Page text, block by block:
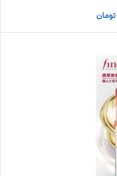
تومان